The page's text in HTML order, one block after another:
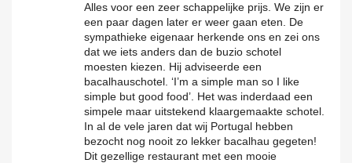
Alles voor een zeer schappelijke prijs. We zijn er
een paar dagen later er weer gaan eten. De
sympathieke eigenaar herkende ons en zei ons
dat we iets anders dan de buzio schotel
moesten kiezen. Hij adviseerde een
bacalhauschotel. ‘I’m a simple man so I like
simple but good food’. Het was inderdaad een
simpele maar uitstekend klaargemaakte schotel.
In al de vele jaren dat wij Portugal hebben
bezocht nog nooit zo lekker bacalhau gegeten!
Dit gezellige restaurant met een mooie